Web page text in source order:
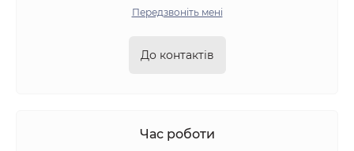
Передзвоніть мені
До контактів
Час роботи